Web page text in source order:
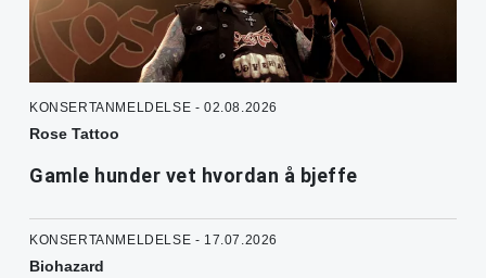
KONSERTANMELDELSE - 02.08.2026
Rose Tattoo
Gamle hunder vet hvordan å bjeffe
KONSERTANMELDELSE - 17.07.2026
Biohazard